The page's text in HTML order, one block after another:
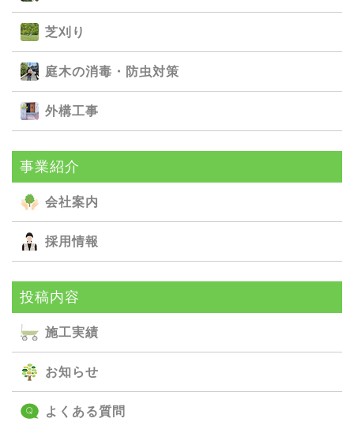
芝刈り
庭⽊の消毒・防⾍対策
外構⼯事
事業紹介
会社案内
採用情報
投稿内容
施⼯実績
お知らせ
よくある質問